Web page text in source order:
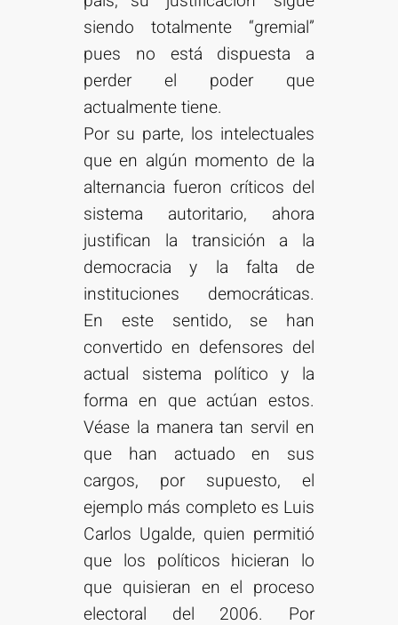
siendo totalmente “gremial”
pues no está dispuesta a
perder el poder que
actualmente tiene.
Por su parte, los intelectuales
que en algún momento de la
alternancia fueron críticos del
sistema autoritario, ahora
justifican la transición a la
democracia y la falta de
instituciones democráticas.
En este sentido, se han
convertido en defensores del
actual sistema político y la
forma en que actúan estos.
Véase la manera tan servil en
que han actuado en sus
cargos, por supuesto, el
ejemplo más completo es Luis
Carlos Ugalde, quien permitió
que los políticos hicieran lo
que quisieran en el proceso
electoral del 2006. Por